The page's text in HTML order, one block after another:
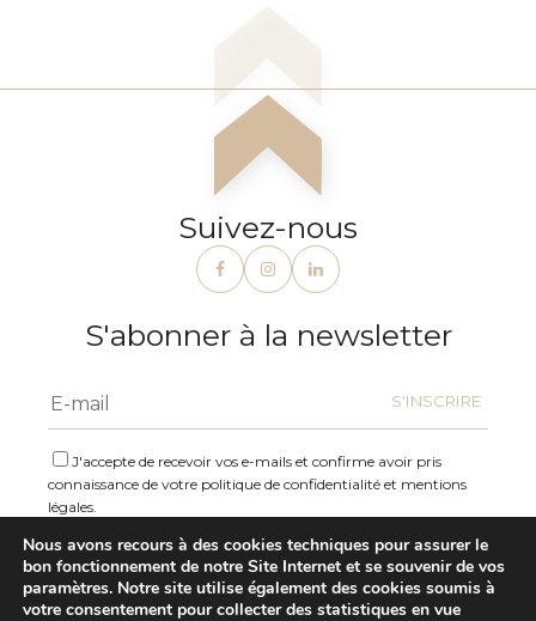
Suivez-nous
S'abonner à la newsletter
J'accepte de recevoir vos e-mails et confirme avoir pris
connaissance de votre politique de confidentialité et mentions
légales.
Mentions légales
Nous avons recours à des cookies techniques pour assurer le
bon fonctionnement de notre Site Internet et se souvenir de vos
paramètres. Notre site utilise également des cookies soumis à
votre consentement pour collecter des statistiques en vue